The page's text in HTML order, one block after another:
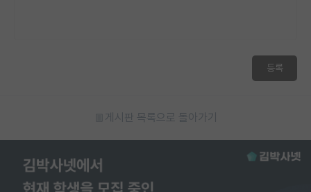
등록
게시판 목록으로 돌아가기